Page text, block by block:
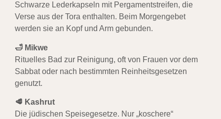
Schwarze Lederkapseln mit Pergamentstreifen, die
Verse aus der Tora enthalten. Beim Morgengebet
werden sie an Kopf und Arm gebunden.
🛁 Mikwe
Rituelles Bad zur Reinigung, oft von Frauen vor dem
Sabbat oder nach bestimmten Reinheitsgesetzen
genutzt.
🥩 Kashrut
Die jüdischen Speisegesetze. Nur „koschere“